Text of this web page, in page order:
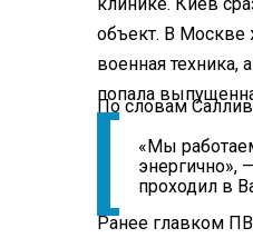
клинике. Киев
объект. В Москве
военная
попала
По словам
«Мы
энергично»,
проходил в
Ранее главком